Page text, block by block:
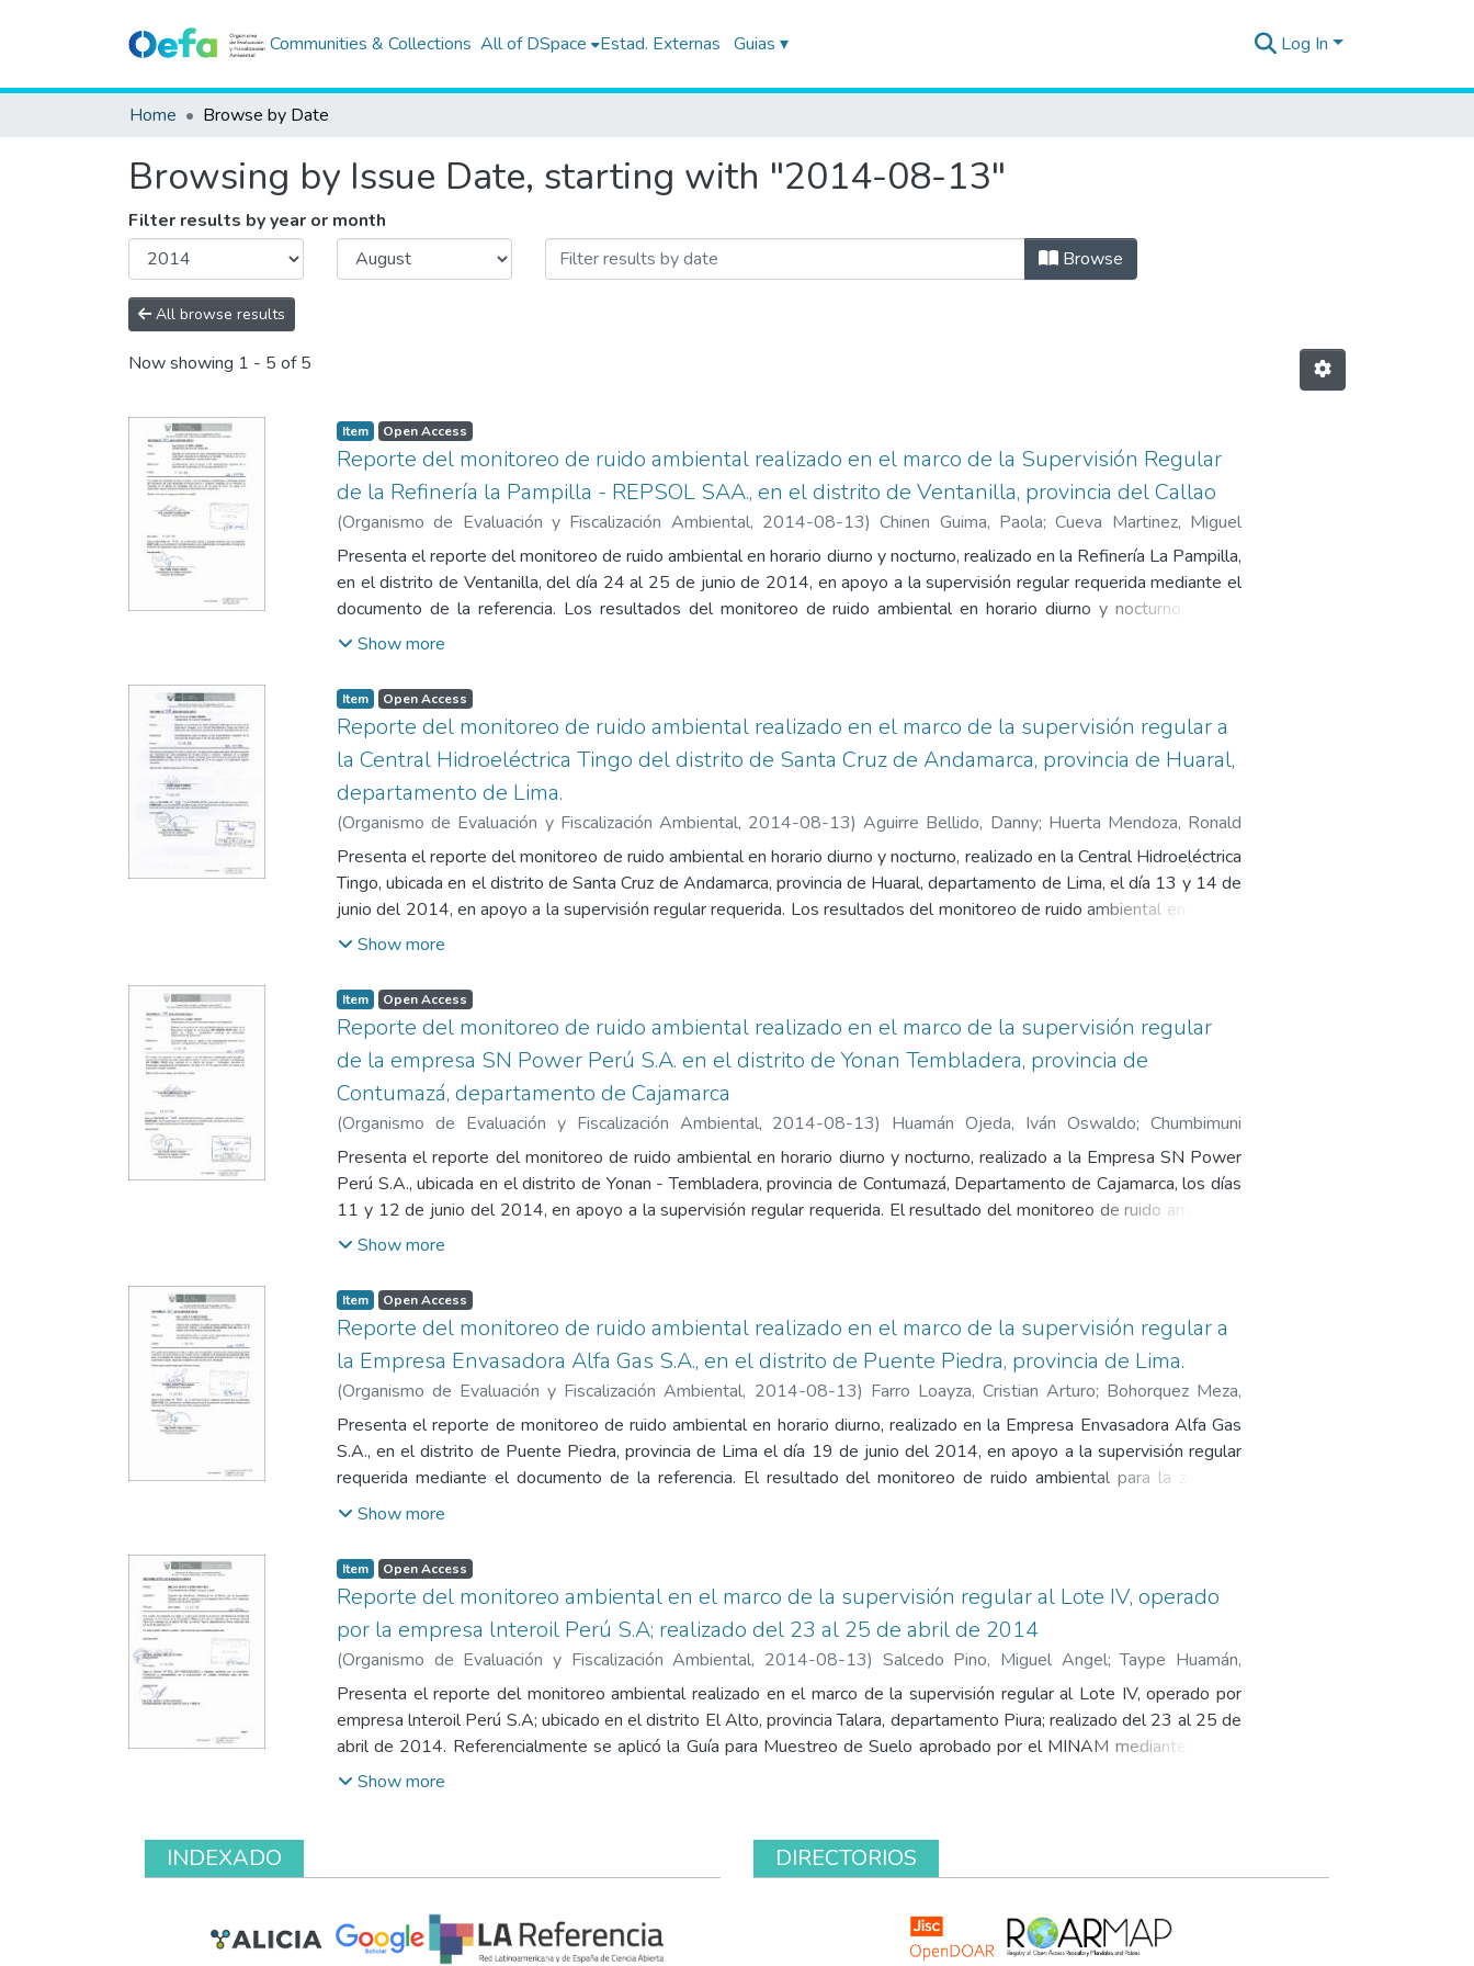
Communities & Collections All of DSpace Estad. Externas Guias ▾ Log In
Home Browse by Date
Browsing by Issue Date, starting with "2014-08-13"
Filter results by year or month
Browse
All browse results
Now showing 1 - 5 of 5
Item Open Access
Reporte del monitoreo de ruido ambiental realizado en el marco de la Supervisión Regular
de la Refinería la Pampilla - REPSOL SAA., en el distrito de Ventanilla, provincia del Callao
(Organismo de Evaluación y Fiscalización Ambiental, 2014-08-13)Chinen Guima, Paola;Cueva Martinez, Miguel
Rodrigo;Huamán Ojeda, Iván Oswaldo
Presenta el reporte del monitoreo de ruido ambiental en horario diurno y nocturno, realizado en la Refinería La Pampilla,
en el distrito de Ventanilla, del día 24 al 25 de junio de 2014, en apoyo a la supervisión regular requerida mediante el
documento de la referencia. Los resultados del monitoreo de ruido ambiental en horario diurno y nocturno, en los
puntos RURELAPA-01, RU-RELAPA-02 y RU-RELAPA-03, no superaron el Estándar Nacional de Calidad
085-2003-PCM. En dichos puntos existe ruido atribuido al tránsito vehicular en la vía Av. Néstor Gambeta. Contiene
los siguientes anexos: Estándares Nacionales de Calidad Ambiental para Ruido (D.S. N° 085-2003-PCM), mapa de
ubicación de puntos de monitoreo, fotografías, copia de certificado de calibración de equipo y calibrador, y copia de
mapa de zonificación.
Show more
Item Open Access
Reporte del monitoreo de ruido ambiental realizado en el marco de la supervisión regular a
la Central Hidroeléctrica Tingo del distrito de Santa Cruz de Andamarca, provincia de Huaral,
departamento de Lima.
(Organismo de Evaluación y Fiscalización Ambiental, 2014-08-13)Aguirre Bellido, Danny; Huerta Mendoza, Ronald
Edgardo; Chinen Guima, Paola
Presenta el reporte del monitoreo de ruido ambiental en horario diurno y nocturno, realizado en la Central Hidroeléctrica
Tingo, ubicada en el distrito de Santa Cruz de Andamarca, provincia de Huaral, departamento de Lima, el día 13 y 14 de
junio del 2014, en apoyo a la supervisión regular requerida. Los resultados del monitoreo de ruido ambiental en horario
diurno y nocturno para el punto de monitoreo en la Central Hidroeléctrica Tingo S.A., no superó el Estándar de Calidad
siguientes anexos: Estándares Nacionales de Calidad Ambiental para Ruido (D.S. N° 085-2003-PCM), mapa de
ubicación de puntos de monitoreo, fotografías, y copia de certificado de calibración de equipo y calibrador.
Show more
Item Open Access
Reporte del monitoreo de ruido ambiental realizado en el marco de la supervisión regular
de la empresa SN Power Perú S.A. en el distrito de Yonan Tembladera, provincia de
Contumazá, departamento de Cajamarca
(Organismo de Evaluación y Fiscalización Ambiental, 2014-08-13) Huamán Ojeda, Iván Oswaldo;Chumbimuni
Chumbipuma, Adler; Chinen Guima, Paola
Presenta el reporte del monitoreo de ruido ambiental en horario diurno y nocturno, realizado a la Empresa SN Power
Perú S.A., ubicada en el distrito de Yonan - Tembladera, provincia de Contumazá, Departamento de Cajamarca, los días
11 y 12 de junio del 2014, en apoyo a la supervisión regular requerida. El resultado del monitoreo de ruido ambiental
en horario diurno y nocturno para los cuatro puntos de monitoreo de la Central Hidroeléctrica Gallito Ciego, no superó el
industrial. Contiene los siguientes anexos: Estándares Nacionales de Calidad Ambiental para Ruido (D.S. N° 085-
2003-PCM), mapa de ubicación de puntos de monitoreo, fotografías y copia de certificado de calibración de equipo y
calibrador.
Show more
Item Open Access
Reporte del monitoreo de ruido ambiental realizado en el marco de la supervisión regular a
la Empresa Envasadora Alfa Gas S.A., en el distrito de Puente Piedra, provincia de Lima.
(Organismo de Evaluación y Fiscalización Ambiental, 2014-08-13) Farro Loayza, Cristian Arturo; Bohorquez Meza,
Isabel Doris ;Chinen Guima, Paola
Presenta el reporte de monitoreo de ruido ambiental en horario diurno, realizado en la Empresa Envasadora Alfa Gas
S.A., en el distrito de Puente Piedra, provincia de Lima el día 19 de junio del 2014, en apoyo a la supervisión regular
requerida mediante el documento de la referencia. El resultado del monitoreo de ruido ambiental para la zona de
aplicación industrial en horario diurno, no superó el Estándar Nacional de Calidad Ambiental para Ruido (D.S. W 085-
Ambiental para Ruido (D.S. N° 085-2003-PCM), mapa de ubicación de puntos de monitoreo, fotografías, copia de
certificado de calibración de equipo y calibrador, y copia del informe de monitoreo ambiental correspondiente al primer
trimestre del 2014.
Show more
Item Open Access
Reporte del monitoreo ambiental en el marco de la supervisión regular al Lote IV, operado
por la empresa lnteroil Perú S.A; realizado del 23 al 25 de abril de 2014
(Organismo de Evaluación y Fiscalización Ambiental, 2014-08-13) Salcedo Pino, Miguel Angel;Taype Huamán,
Eduardo; León Antúnez, Milena Jenny
Presenta el reporte del monitoreo ambiental realizado en el marco de la supervisión regular al Lote IV, operado por
empresa lnteroil Perú S.A; ubicado en el distrito El Alto, provincia Talara, departamento Piura; realizado del 23 al 25 de
abril de 2014. Referencialmente se aplicó la Guía para Muestreo de Suelo aprobado por el MINAM mediante el D.S.
085-2014-MINAM del 31 de marzo de 2014; Ítem 1.3.1 Muestreo de Identificación. La aplicación referencial se debe
laboratorio, certificado de calibración de equipo, y registro fotográfico.
Show more
INDEXADO DIRECTORIOS